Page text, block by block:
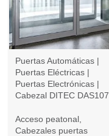
Puertas Automáticas |
Puertas Eléctricas |
Puertas Electrónicas |
Cabezal DITEC DAS107
Acceso peatonal
Cabezales puertas